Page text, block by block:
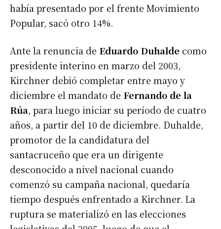
había presentado por el frente Movimiento
Popular, sacó otro 14%.
Ante la renuncia de Eduardo Duhalde como
presidente interino en marzo del 2003,
Kirchner debió completar entre mayo y
diciembre el mandato de Fernando de la
Rúa, para luego iniciar su período de cuatro
años, a partir del 10 de diciembre. Duhalde,
promotor de la candidatura del
santacruceño que era un dirigente
desconocido a nivel nacional cuando
comenzó su campaña nacional, quedaría
tiempo después enfrentado a Kirchner. La
ruptura se materializó en las elecciones